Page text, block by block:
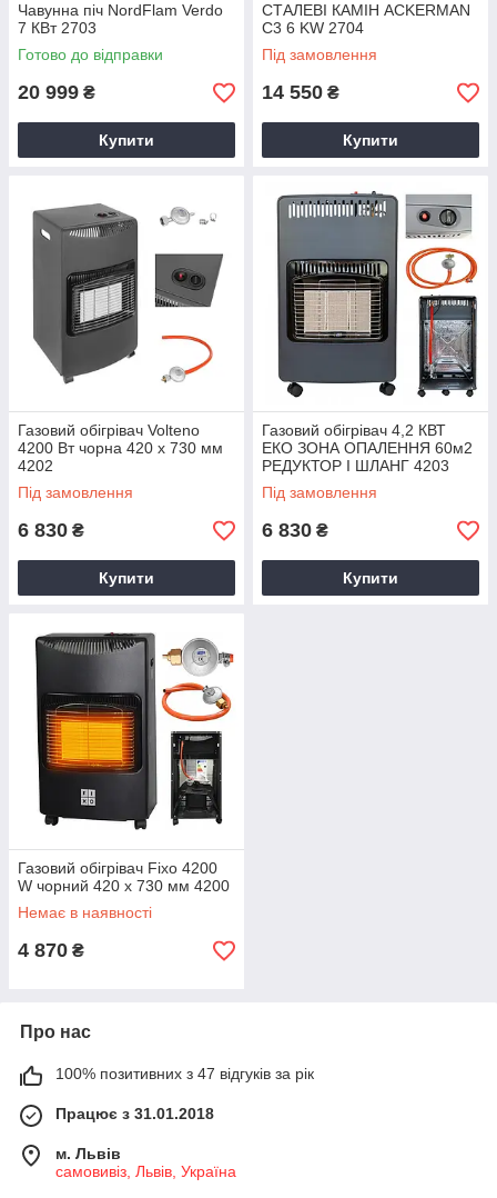
Чавунна піч NordFlam Verdo
7 КВт 2703
Готово до відправки
20 999 ₴
Купити
СТАЛЕВІ КАМІН ACKERMAN
C3 6 KW 2704
Під замовлення
14 550 ₴
Купити
Газовий обігрівач Volteno
4200 Вт чорна 420 x 730 мм
4202
Під замовлення
6 830 ₴
Купити
Газовий обігрівач 4,2 КВТ
ЕКО ЗОНА ОПАЛЕННЯ 60м2
РЕДУКТОР І ШЛАНГ 4203
Під замовлення
6 830 ₴
Купити
Газовий обігрівач Fixo 4200
W чорний 420 x 730 мм 4200
Немає в наявності
4 870 ₴
Про нас
100% позитивних з 47 відгуків за рік
Працює з 31.01.2018
м. Львів
самовивіз, Львів, Україна